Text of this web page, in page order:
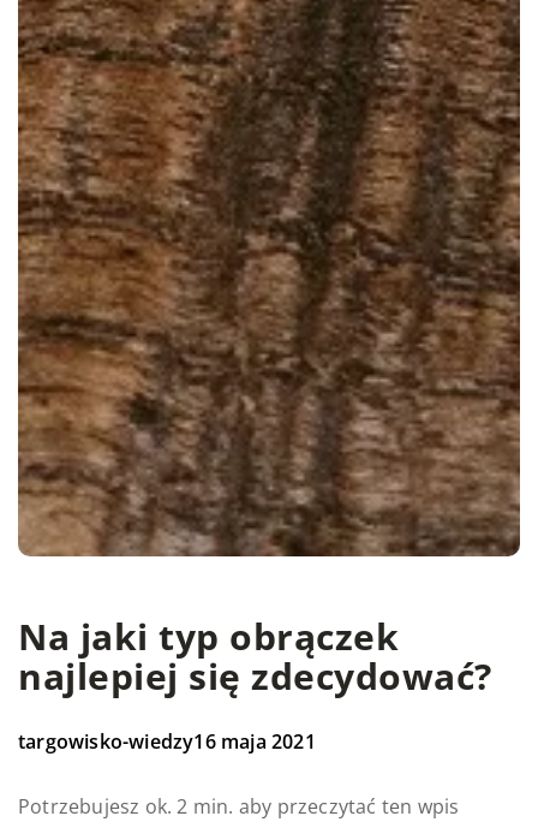
Na jaki typ obrączek
najlepiej się zdecydować?
targowisko-wiedzy16 maja 2021
Potrzebujesz ok. 2 min. aby przeczytać ten wpis